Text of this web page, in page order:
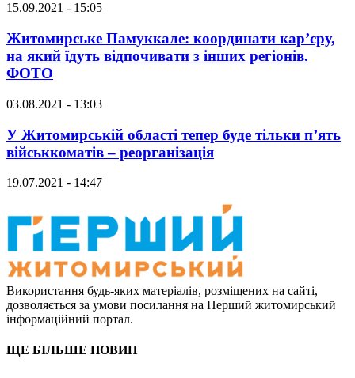
15.09.2021 - 15:05
Житомирське Памуккале: координати кар’єру,
на який їдуть відпочивати з інших регіонів.
ФОТО
03.08.2021 - 13:03
У Житомирській області тепер буде тільки п’ять
військкоматів – реорганізація
19.07.2021 - 14:47
Використання будь-яких матеріалів, розміщених на сайті,
дозволяється за умови посилання на Перший житомирський
інформаційний портал.
ЩЕ БІЛЬШЕ НОВИН